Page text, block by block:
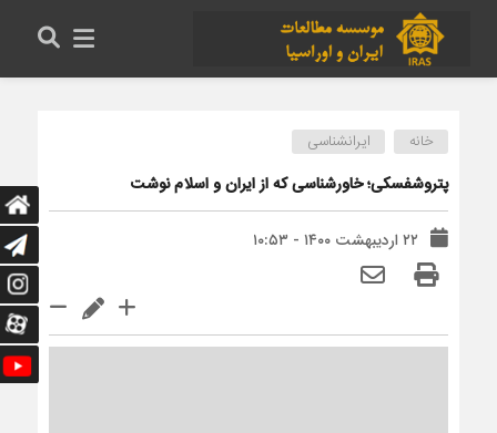
خانه ایرانشناسی
پتروشفسکی؛ خاورشناسی که از ایران و اسلام نوشت
۲۲ اردیبهشت ۱۴۰۰ - ۱۰:۵۳